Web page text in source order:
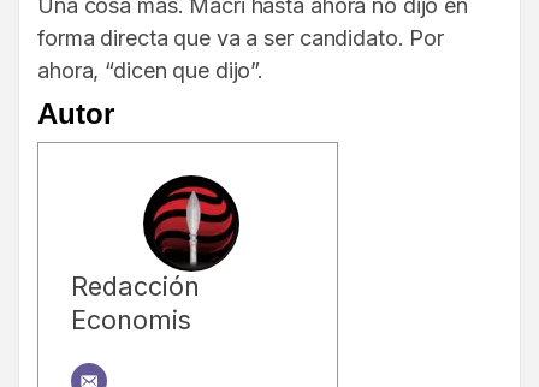
Una cosa más. Macri hasta ahora no dijo en
forma directa que va a ser candidato. Por
ahora, “dicen que dijo”.
Autor
Redacción
Economis